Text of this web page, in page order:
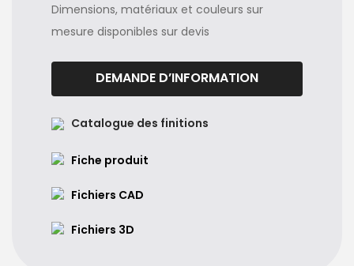
Dimensions, matériaux et couleurs sur
mesure disponibles sur devis
DEMANDE D’INFORMATION
Catalogue des finitions
Fiche produit
Fichiers CAD
Fichiers 3D